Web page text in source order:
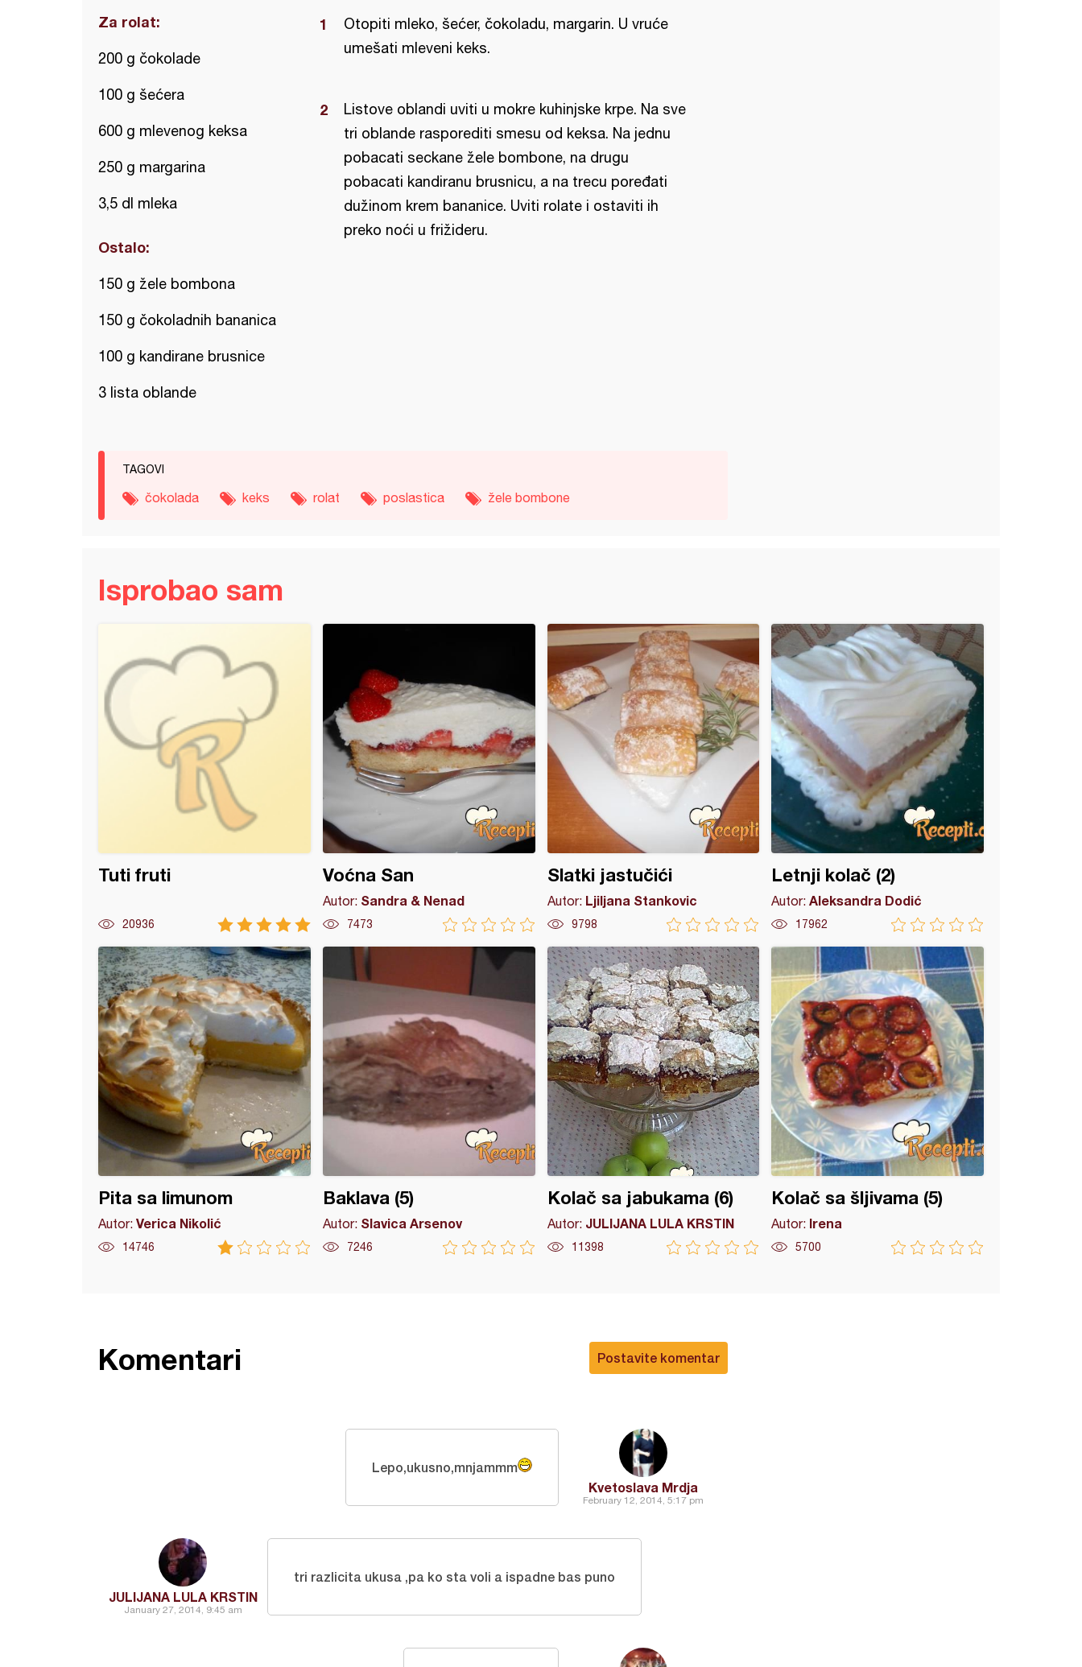
Za rolat:
200 g čokolade
100 g šećera
600 g mlevenog keksa
250 g margarina
3,5 dl mleka
Ostalo:
150 g žele bombona
150 g čokoladnih bananica
100 g kandirane brusnice
3 lista oblande
Otopiti mleko, šećer, čokoladu, margarin. U vruće
umešati mleveni keks.
Listove oblandi uviti u mokre kuhinjske krpe. Na sve
tri oblande rasporediti smesu od keksa. Na jednu
pobacati seckane žele bombone, na drugu
pobacati kandiranu brusnicu, a na trecu poređati
dužinom krem bananice. Uviti rolate i ostaviti ih
preko noći u frižideru.
TAGOVI
čokolada keks rolat poslastica žele bombone
Isprobao sam
Tuti fruti
20936
Voćna San
Autor: Sandra & Nenad
7473
Slatki jastučići
Autor: Ljiljana Stankovic
9798
Letnji kolač (2)
Autor:Aleksandra Dodić
17962
Pita sa limunom
Autor: Verica Nikolić
14746
Baklava (5)
Autor: Slavica Arsenov
7246
Kolač sa jabukama (6)
Autor: JULIJANA LULA KRSTIN
11398
Kolač sa šljivama (5)
Autor: Irena
5700
Postavite komentar
Komentari
Kvetoslava Mrdja
February 12, 2014, 5:17 pm
Lepo,ukusno,mnjammm
JULIJANA LULA KRSTIN
January 27, 2014, 9:45 am
tri razlicita ukusa ,pa ko sta voli a ispadne bas puno